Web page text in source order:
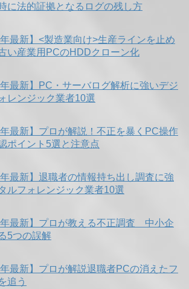
に法的証拠となるログの残し方
年最新】<製造業向け>生産ラインを止め
い産業用PCのHDDクローン化
年最新】PC・サーバログ解析に強いデジ
レンジック業者10選
年最新】プロが解説！不正を暴くPC操作
ポイント5選と注意点
年最新】退職者の情報持ち出し調査に強
ルフォレンジック業者10選
年最新】プロが教える不正調査 中小企
5つの誤解
年最新】プロが解説退職者PCの消えたフ
追う